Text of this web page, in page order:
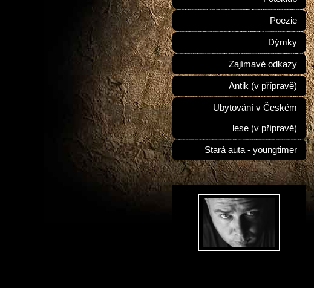
Poezie
Dýmky
Zajímavé odkazy
Antik (v přípravě)
Ubytování v Českém
lese (v přípravě)
Stará auta - youngtimer